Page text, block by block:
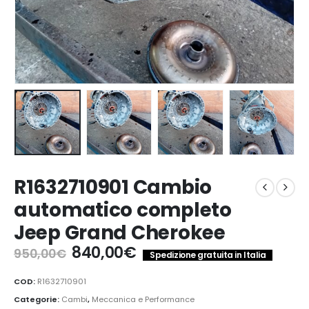
R1632710901 Cambio
automatico completo
Jeep Grand Cherokee
950,00€ Il
prezzo
originale
era:
840,00€Il
prezzo
è:
Spedizione gratuita in Italia
COD: R1632710901
Categorie: Cambi, Meccanica e Performance